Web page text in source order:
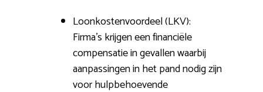
Loonkostenvoordeel (LKV):
Firma’s krijgen een financiële
compensatie in gevallen waarbij
aanpassingen in het pand nodig zijn
voor hulpbehoevende